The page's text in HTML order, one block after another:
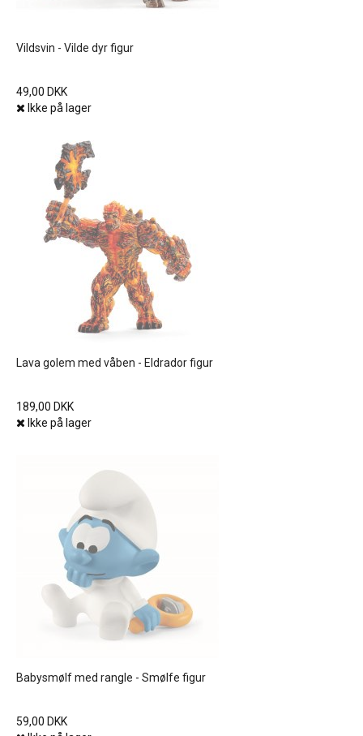
Vildsvin - Vilde dyr figur
49,00 DKK
Ikke på lager
Lava golem med våben - Eldrador figur
189,00 DKK
Ikke på lager
Babysmølf med rangle - Smølfe figur
59,00 DKK